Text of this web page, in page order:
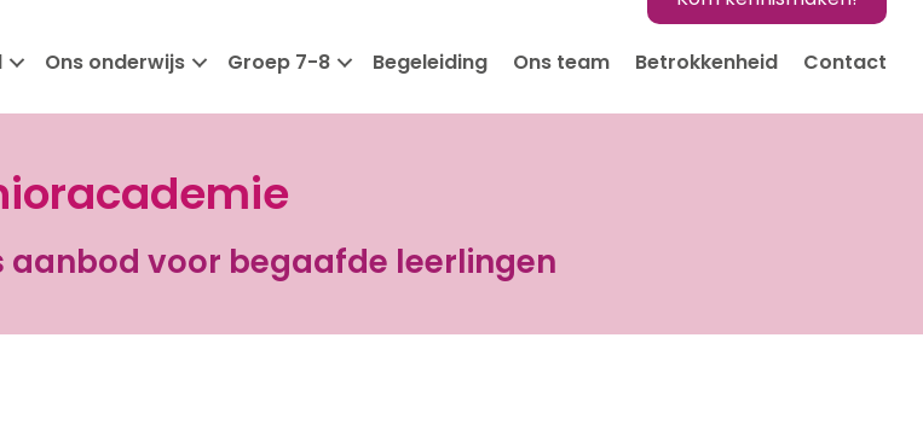
Ons onderwijs Groep 7-8 Begeleiding Ons team Betrokkenheid Contact
aanbod voor begaafde leerlingen